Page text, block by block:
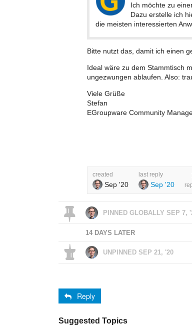
Ich möchte zu
Dazu erstelle ich
die meisten interessierten
Bitte nutzt das, damit ich einen
Ideal wäre zu dem Stammtisch
ungezwungen ablaufen. Also:
Viele Grüße
Stefan
EGroupware Community
created
Sep '20
last reply
Sep '20
PINNED GLOBALLY SEP 7,
14 DAYS LATER
UNPINNED SEP 21, '20
Reply
Suggested Topics